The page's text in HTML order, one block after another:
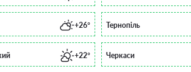
+26° Тернопіль
+22° Черкаси